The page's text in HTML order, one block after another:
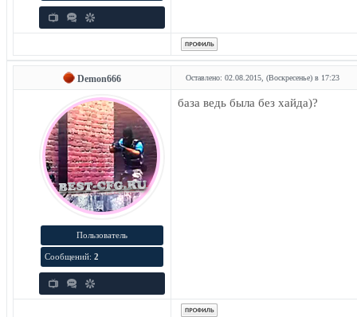
Demon666 Оставлено: 02.08.2015, (Воскресенье) в 17:23
Пользователь
Сообщений: 2
база ведь была без хайда)?